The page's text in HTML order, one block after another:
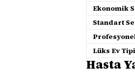
Ekonomik
Standart
Lüks Ev Tipi
Hasta